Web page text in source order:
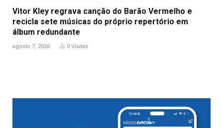
Vitor Kley regrava canção do Barão Vermelho e
recicla sete músicas do próprio repertório em
álbum redundante
agosto 7, 2026 0 Visitas